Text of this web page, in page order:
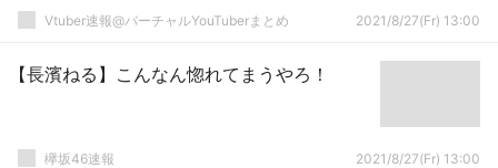
Vtuber速報@バーチャルYouTuberまとめ 2021/8/27(Fr) 13:00
【長濱ねる】こんなん惚れてまうやろ！
欅坂46速報 2021/8/27(Fr) 13:00